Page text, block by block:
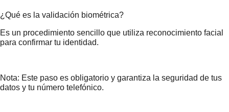
¿Qué es la validación biométrica?
Es un procedimiento sencillo que utiliza reconocimiento facial
para confirmar tu identidad.
Nota: Este paso es obligatorio y garantiza la seguridad de tus
datos y tu número telefónico.